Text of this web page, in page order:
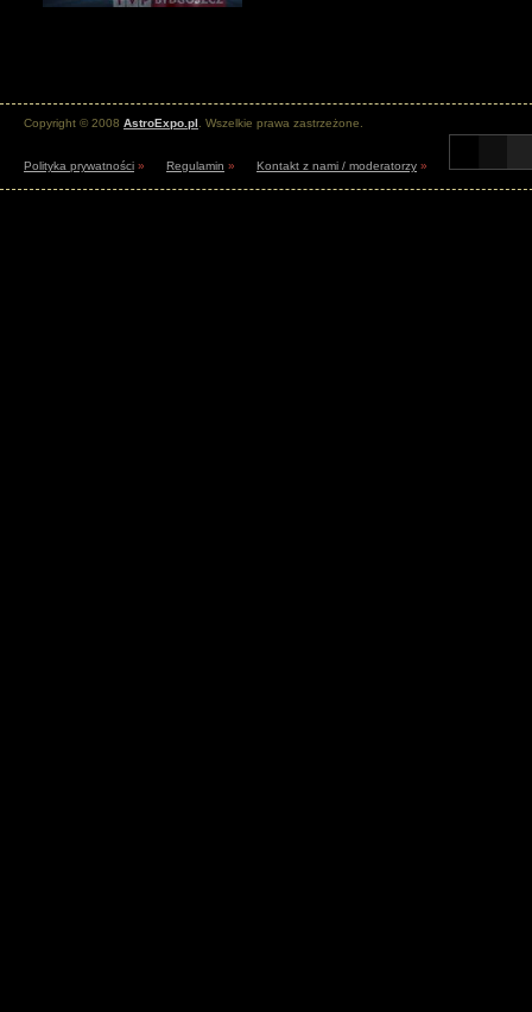
Copyright © 2008 AstroExpo.pl . Wszelkie prawa zastrzeżone.
Polityka prywatności » Regulamin » Kontakt z nami / moderatorzy »